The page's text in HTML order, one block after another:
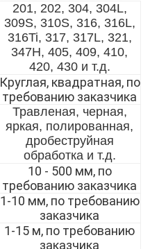
201, 202, 304, 304L,
309S, 310S, 316, 316L,
316Ti, 317, 317L, 321,
347H, 405, 409, 410,
420, 430 и т.д.
Круглая, квадратная, по
требованию заказчика
Травленая, черная,
яркая, полированная,
дробеструйная
обработка и т.д.
10 - 500 мм, по
требованию заказчика
1-10 мм, по требованию
заказчика
1-15 м, по требованию
заказчика